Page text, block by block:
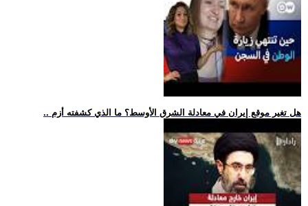
.. هل تغير موقع إيران في معادلة الشرق الأوسط؟ ما الذي كشفته أزم